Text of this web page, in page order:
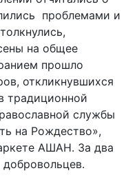
проблемами и
на общее
прошло
откликнувшихся
традиционной
службы
на Рождество»,
АШАН. За два